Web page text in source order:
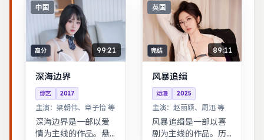
作设计利落，意境悠
远。
中国
高分 99:21
深海边界
综艺 2017
主演： 梁朝伟、章子怡 等
深海边界是一部以爱
情为主线的作品。悬
英国
完结 89:11
风暴追缉
动漫 2025
主演： 赵丽颖、周迅 等
风暴追缉是一部以喜
剧为主线的作品。历